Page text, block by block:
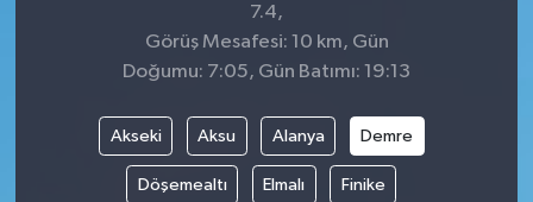
7.4,
Görüş Mesafesi: 10 km, Gün
Doğumu: 7:05, Gün Batımı: 19:13
Akseki Aksu Alanya Demre
Döşemealtı Elmalı Finike